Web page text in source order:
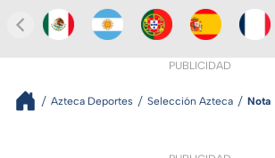
PUBLICIDAD
Azteca Deportes Selección Azteca Nota